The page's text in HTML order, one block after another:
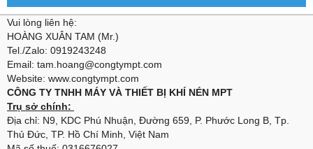
Vui lòng liên hệ:
HOÀNG XUÂN TAM (Mr.)
Tel./Zalo: 0919243248
Email: tam.hoang@congtympt.com
Website: www.congtympt.com
CÔNG TY TNHH MÁY VÀ THIẾT BỊ KHÍ NÉN MPT
Trụ sở chính:
Địa chỉ: N9, KDC Phú Nhuận, Đường 659, P. Phước Long B, Tp.
Thủ Đức, TP. Hồ Chí Minh, Việt Nam